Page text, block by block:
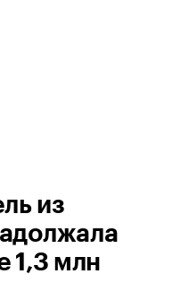
из
1,3 млн